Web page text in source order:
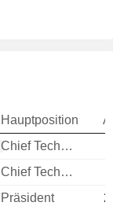
Hauptposition
Chief Technology Officer (CTO)
Chief Technology Officer (CTO)
Präsident